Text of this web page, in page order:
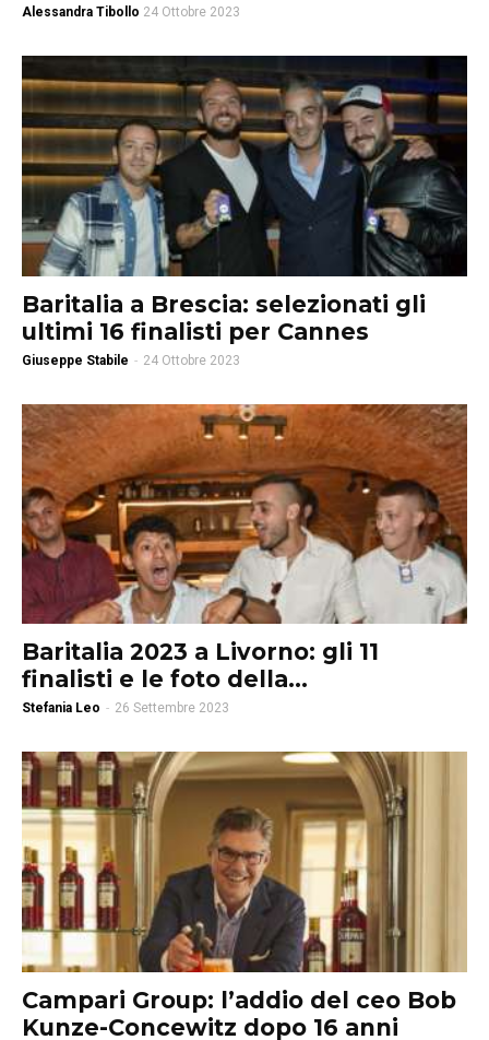
Alessandra Tibollo 24 Ottobre 2023
Baritalia a Brescia: selezionati gli
ultimi 16 finalisti per Cannes
Giuseppe Stabile - 24 Ottobre 2023
Baritalia 2023 a Livorno: gli 11
finalisti e le foto della...
Stefania Leo - 26 Settembre 2023
Campari Group: l’addio del ceo Bob
Kunze-Concewitz dopo 16 anni